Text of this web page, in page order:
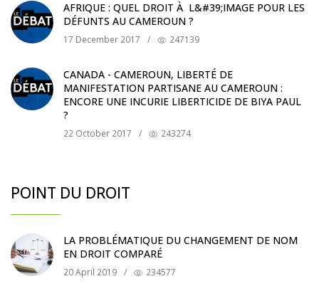
AFRIQUE : QUEL DROIT À L&#39;IMAGE POUR LES
DÉFUNTS AU CAMEROUN ?
17 December 2017 / 247139
CANADA - CAMEROUN, LIBERTÉ DE
MANIFESTATION PARTISANE AU CAMEROUN :
ENCORE UNE INCURIE LIBERTICIDE DE BIYA PAUL
?
22 October 2017 / 243274
POINT DU DROIT
LA PROBLÉMATIQUE DU CHANGEMENT DE NOM
EN DROIT COMPARÉ
20 April 2019 / 234577